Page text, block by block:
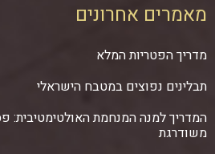
מאמרים אחרונים
מדריך הפטריות המלא
תבלינים נפוצים במטבח הישראלי
המדריך למנה המנחמת האולטימטיבית:
משודרגת